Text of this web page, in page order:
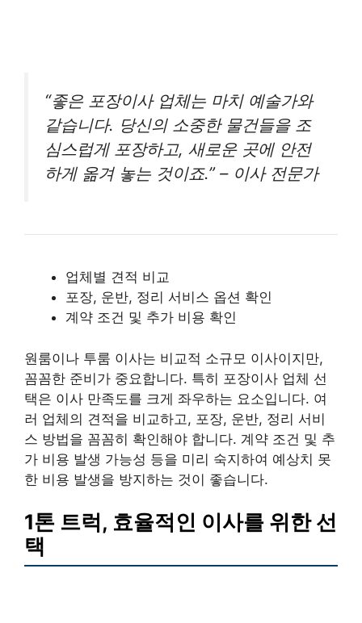
“좋은 포장이사 업체는 마치 예술가와
같습니다. 당신의 소중한 물건들을 조
심스럽게 포장하고, 새로운 곳에 안전
하게 옮겨 놓는 것이죠.” – 이사 전문가
업체별 견적 비교
포장, 운반, 정리 서비스 옵션 확인
계약 조건 및 추가 비용 확인
원룸이나 투룸 이사는 비교적 소규모 이사이지만,
꼼꼼한 준비가 중요합니다. 특히 포장이사 업체 선
택은 이사 만족도를 크게 좌우하는 요소입니다. 여
러 업체의 견적을 비교하고, 포장, 운반, 정리 서비
스 방법을 꼼꼼히 확인해야 합니다. 계약 조건 및 추
가 비용 발생 가능성 등을 미리 숙지하여 예상치 못
한 비용 발생을 방지하는 것이 좋습니다.
1톤 트럭, 효율적인 이사를 위한 선
택